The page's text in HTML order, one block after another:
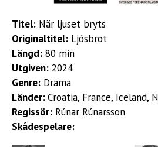
Titel: När ljuset bryts
Originaltitel: Ljósbrot
Längd: 80 min
Utgiven: 2024
Genre: Drama
Länder:Croatia, France, Iceland,
Regissör: Rúnar Rúnarsson
Skådespelare: